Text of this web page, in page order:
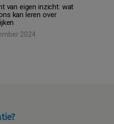
van eigen inzicht: wat
kan leren over
2024